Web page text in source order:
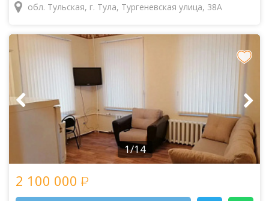
обл. Тульская, г. Тула, Тургеневская улица, 38А
1/14
2 100 000